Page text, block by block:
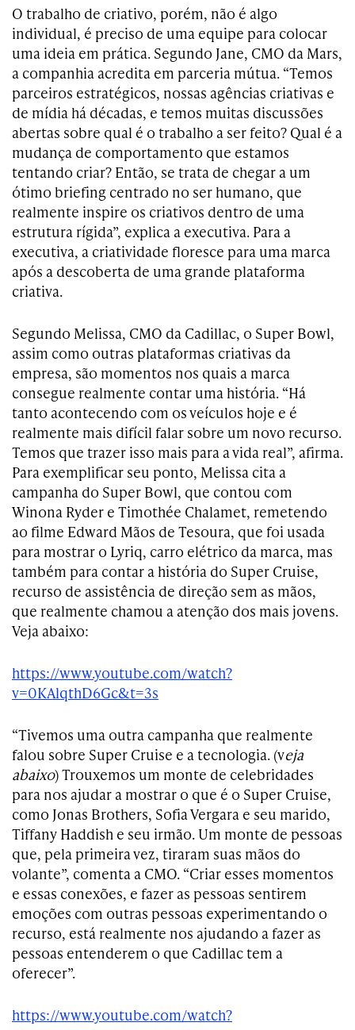
O trabalho de criativo, porém, não é algo
individual, é preciso de uma equipe para colocar
uma ideia em prática. Segundo Jane, CMO da Mars,
a companhia acredita em parceria mútua. “Temos
parceiros estratégicos, nossas agências criativas e
de mídia há décadas, e temos muitas discussões
abertas sobre qual é o trabalho a ser feito? Qual é a
mudança de comportamento que estamos
tentando criar? Então, se trata de chegar a um
ótimo briefing centrado no ser humano, que
realmente inspire os criativos dentro de uma
estrutura rígida”, explica a executiva. Para a
executiva, a criatividade floresce para uma marca
após a descoberta de uma grande plataforma
criativa.
Segundo Melissa, CMO da Cadillac, o Super Bowl,
assim como outras plataformas criativas da
empresa, são momentos nos quais a marca
consegue realmente contar uma história. “Há
tanto acontecendo com os veículos hoje e é
realmente mais difícil falar sobre um novo recurso.
Temos que trazer isso mais para a vida real”, afirma.
Para exemplificar seu ponto, Melissa cita a
campanha do Super Bowl, que contou com
Winona Ryder e Timothée Chalamet, remetendo
ao filme Edward Mãos de Tesoura, que foi usada
para mostrar o Lyriq, carro elétrico da marca, mas
também para contar a história do Super Cruise,
recurso de assistência de direção sem as mãos,
que realmente chamou a atenção dos mais jovens.
Veja abaixo:
https://www.youtube.com/watch?
v=0KAlqthD6Gc&t=3s
“Tivemos uma outra campanha que realmente
falou sobre Super Cruise e a tecnologia. (veja
abaixo) Trouxemos um monte de celebridades
para nos ajudar a mostrar o que é o Super Cruise,
como Jonas Brothers, Sofia Vergara e seu marido,
Tiffany Haddish e seu irmão. Um monte de pessoas
que, pela primeira vez, tiraram suas mãos do
volante”, comenta a CMO. “Criar esses momentos
e essas conexões, e fazer as pessoas sentirem
emoções com outras pessoas experimentando o
recurso, está realmente nos ajudando a fazer as
pessoas entenderem o que Cadillac tem a
oferecer”.
https://www.youtube.com/watch?